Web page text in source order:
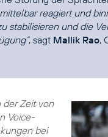
reagiert und
stabilisieren und die
, sagt Mallik Rao,
der Zeit von
Voice-
bei